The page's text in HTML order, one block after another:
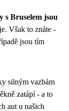
s Bruselem jsou
Však to znáte -
jsou tím
silným vazbám
zatápí - a to
aut u našich